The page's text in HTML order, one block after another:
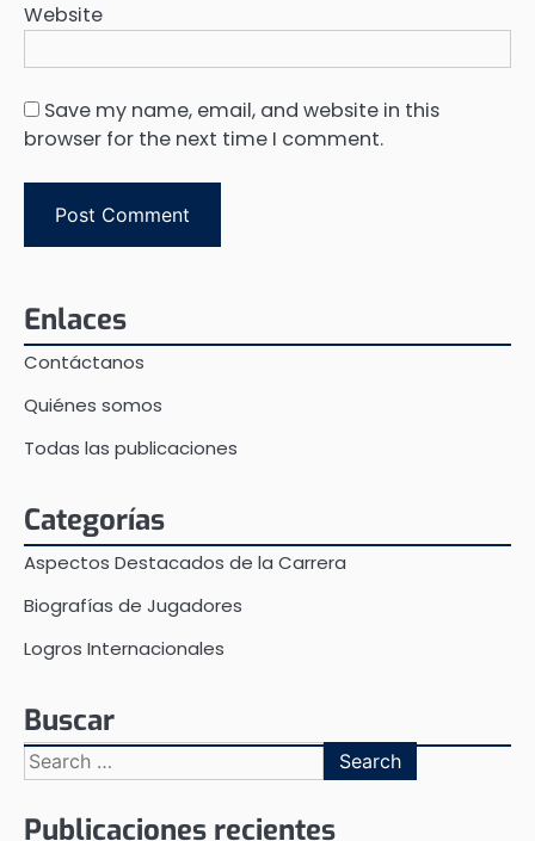
Website
Save my name, email, and website in this
browser for the next time I comment.
Enlaces
Contáctanos
Quiénes somos
Todas las publicaciones
Categorías
Aspectos Destacados de la Carrera
Biografías de Jugadores
Logros Internacionales
Buscar
Search
for:
Publicaciones recientes